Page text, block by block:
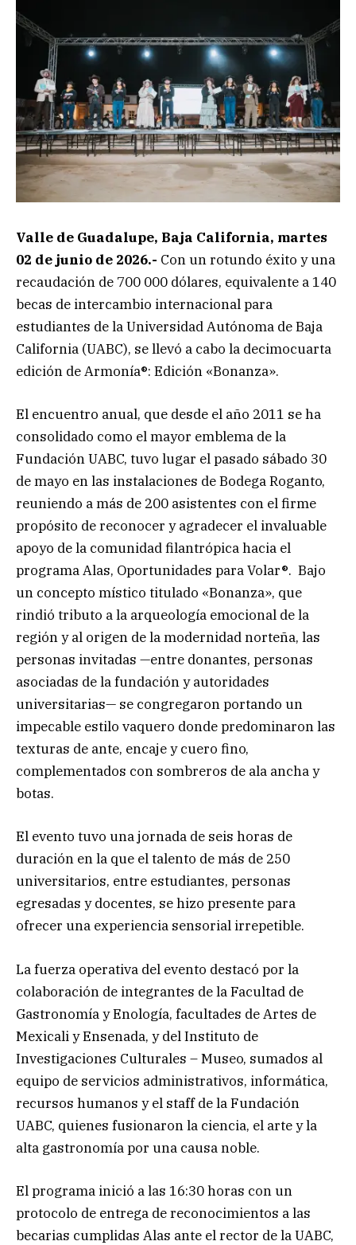
Valle de Guadalupe, Baja California, martes
02 de junio de 2026.- Con un rotundo éxito y una
recaudación de 700 000 dólares, equivalente a 140
becas de intercambio internacional para
estudiantes de la Universidad Autónoma de Baja
California (UABC), se llevó a cabo la decimocuarta
edición de Armonía®: Edición «Bonanza».
El encuentro anual, que desde el año 2011 se ha
consolidado como el mayor emblema de la
Fundación UABC, tuvo lugar el pasado sábado 30
de mayo en las instalaciones de Bodega Roganto,
reuniendo a más de 200 asistentes con el firme
propósito de reconocer y agradecer el invaluable
apoyo de la comunidad filantrópica hacia el
programa Alas, Oportunidades para Volar®. Bajo
un concepto místico titulado «Bonanza», que
rindió tributo a la arqueología emocional de la
región y al origen de la modernidad norteña, las
personas invitadas —entre donantes, personas
asociadas de la fundación y autoridades
universitarias— se congregaron portando un
impecable estilo vaquero donde predominaron las
texturas de ante, encaje y cuero fino,
complementados con sombreros de ala ancha y
botas.
El evento tuvo una jornada de seis horas de
duración en la que el talento de más de 250
universitarios, entre estudiantes, personas
egresadas y docentes, se hizo presente para
ofrecer una experiencia sensorial irrepetible.
La fuerza operativa del evento destacó por la
colaboración de integrantes de la Facultad de
Gastronomía y Enología, facultades de Artes de
Mexicali y Ensenada, y del Instituto de
Investigaciones Culturales – Museo, sumados al
equipo de servicios administrativos, informática,
recursos humanos y el staff de la Fundación
UABC, quienes fusionaron la ciencia, el arte y la
alta gastronomía por una causa noble.
El programa inició a las 16:30 horas con un
protocolo de entrega de reconocimientos a las
becarias cumplidas Alas ante el rector de la UABC,